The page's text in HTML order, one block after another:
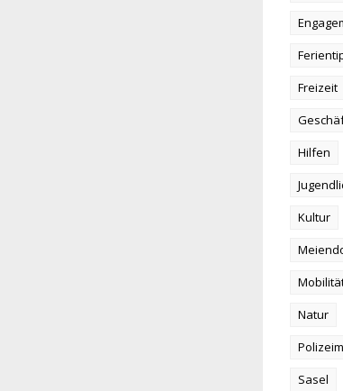
Freizeit
Hilfen
Kultur
Natur
Sasel